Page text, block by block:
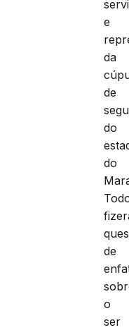
e
da
de
do
do
de
o
ser